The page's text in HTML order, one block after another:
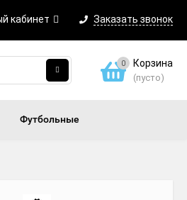
кабинет Заказать звонок
0 Корзина
(пусто)
Футбольные